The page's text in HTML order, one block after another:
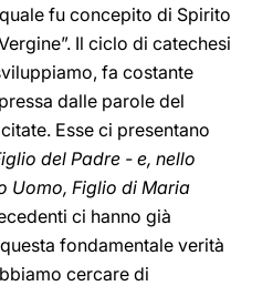
fu concepito di Spirito
Il ciclo di catechesi
fa costante
dalle parole del
Esse ci presentano
del Padre - e, nello
Uomo, Figlio di Maria
ci hanno già
fondamentale verità
cercare di